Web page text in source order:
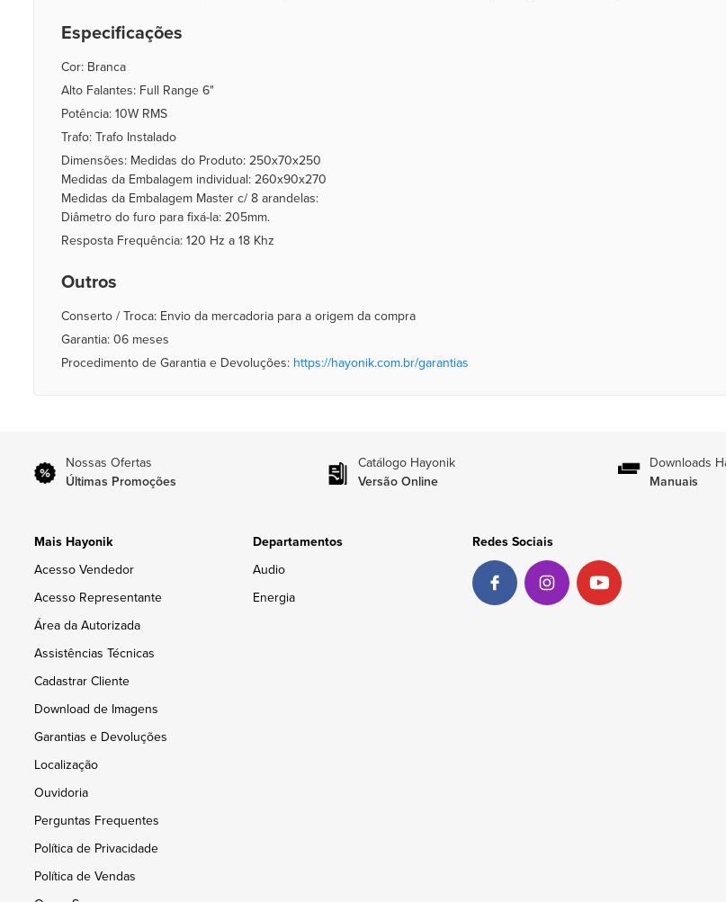
Especificações
Cor: Branca
Alto Falantes: Full Range 6"
Potência: 10W RMS
Trafo: Trafo Instalado
Dimensões: Medidas do Produto: 250x70x250
Medidas da Embalagem individual: 260x90x270
Medidas da Embalagem Master c/ 8 arandelas:
Diâmetro do furo para fixá-la: 205mm.
Resposta Frequência: 120 Hz a 18 Khz
Outros
Conserto / Troca: Envio da mercadoria para a origem da compra
Garantia: 06 meses
Procedimento de Garantia e Devoluções: https://hayonik.com.br/garantias
Nossas Ofertas
Últimas Promoções
Catálogo Hayonik
Versão Online
Downloads
Manuais
Mais Hayonik
Acesso Vendedor
Acesso Representante
Área da Autorizada
Assistências Técnicas
Cadastrar Cliente
Download de Imagens
Garantias e Devoluções
Localização
Ouvidoria
Perguntas Frequentes
Política de Privacidade
Política de Vendas
Departamentos
Audio
Energia
Redes Sociais